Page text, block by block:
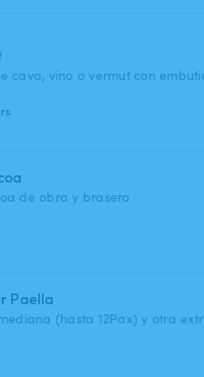
cava, vino o vermut con
de obra y brasero
Paella
(hasta 12Pax) y otra